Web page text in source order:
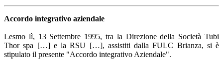
Accordo integrativo aziendale
Lesmo lì, 13 Settembre 1995, tra la Direzione della Società Tubi
Thor spa […] e la RSU […], assistiti dalla FULC Brianza, si è
stipulato il presente "Accordo integrativo Aziendale".